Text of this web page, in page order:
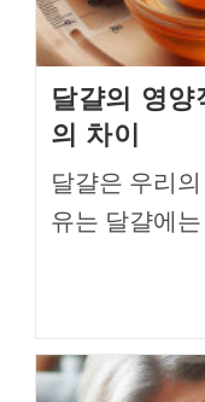
달걀의 영
의 차이
달걀은 우리
유는 달걀에